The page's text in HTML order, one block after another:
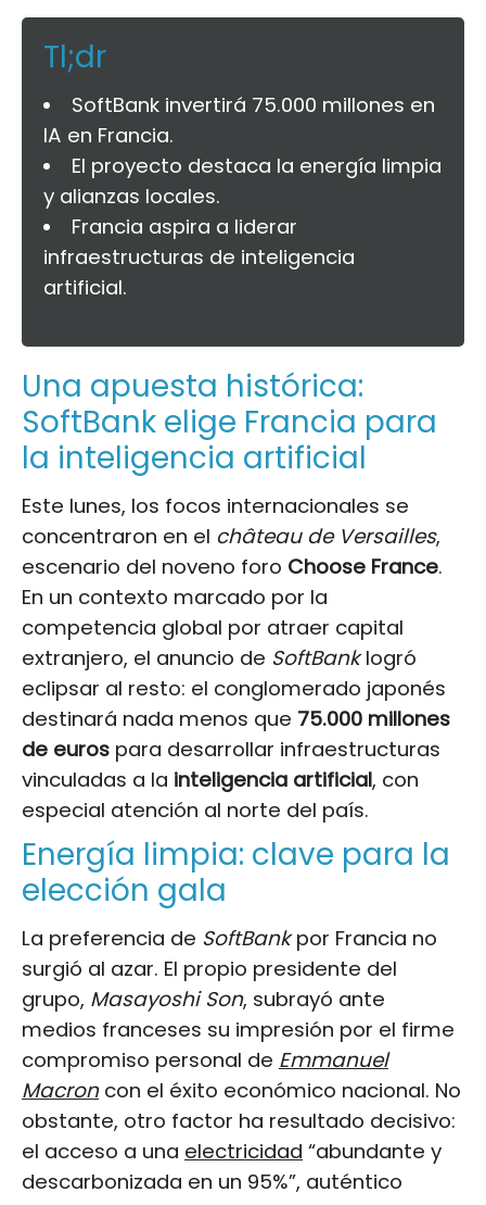
Tl;dr
SoftBank invertirá 75.000 millones en
IA en Francia.
El proyecto destaca la energía limpia
y alianzas locales.
Francia aspira a liderar
infraestructuras de inteligencia
artificial.
Una apuesta histórica:
SoftBank elige Francia para
la inteligencia artificial
Este lunes, los focos internacionales se
concentraron en el château de Versailles,
escenario del noveno foro Choose France.
En un contexto marcado por la
competencia global por atraer capital
extranjero, el anuncio de SoftBanklogró
eclipsar al resto: el conglomerado japonés
destinará nada menos que 75.000 millones
de euros para desarrollar infraestructuras
vinculadas a la inteligencia artificial, con
especial atención al norte del país.
Energía limpia: clave para la
elección gala
La preferencia de SoftBankpor Francia no
surgió al azar. El propio presidente del
grupo, Masayoshi Son, subrayó ante
medios franceses su impresión por el firme
compromiso personal de Emmanuel
Macroncon el éxito económico nacional. No
obstante, otro factor ha resultado decisivo:
el acceso a una electricidad “abundante y
descarbonizada en un 95%”, auténtico